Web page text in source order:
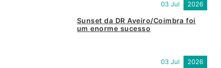
Sunset da DR Aveiro/Coimbra foi
um enorme sucesso
03 Jul 2026
03 Jul 2026